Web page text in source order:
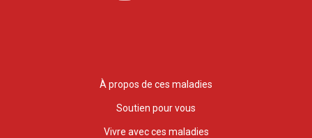
À propos de ces maladies
Soutien pour vous
Vivre avec ces maladies